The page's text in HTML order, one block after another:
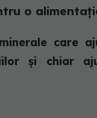
o
care
și chiar